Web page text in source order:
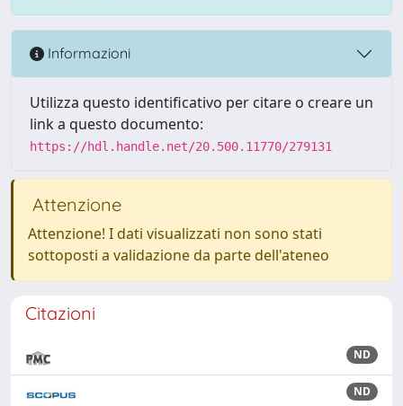
Informazioni
Utilizza questo identificativo per citare o creare un
link a questo documento:
https://hdl.handle.net/20.500.11770/279131
Attenzione
Attenzione! I dati visualizzati non sono stati
sottoposti a validazione da parte dell'ateneo
Citazioni
ND
ND